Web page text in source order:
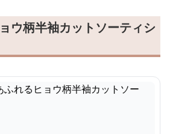
ウ柄半袖カットソーティシ